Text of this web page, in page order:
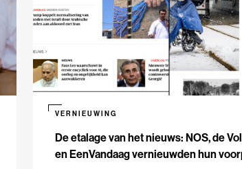
De etalage van het nieuws: NOS, de
en EenVandaag vernieuwden hun
VERNIEUWING